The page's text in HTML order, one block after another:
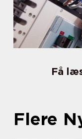
Få
Flere